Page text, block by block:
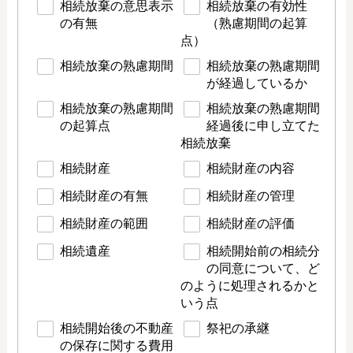
相続放棄の意思表示
の有無
相続放棄の有効性
（熟慮期間の起算
点）
相続放棄の熟慮期間
相続放棄の熟慮期間
が経過しているか
相続放棄の熟慮期間
の起算点
相続放棄の熟慮期間
経過後に申し立てた
相続放棄
相続財産
相続財産の内容
相続財産の有無 相続財産の管理
相続財産の範囲 相続財産の評価
相続遺産
相続開始前の相続分
の同意について、ど
のように処理されるかと
いう点
相続開始後の不動産
の保存に関する費用
祭祀の承継